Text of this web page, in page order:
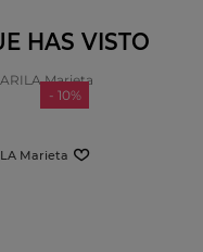
HAS VISTO
- 10%
Marieta